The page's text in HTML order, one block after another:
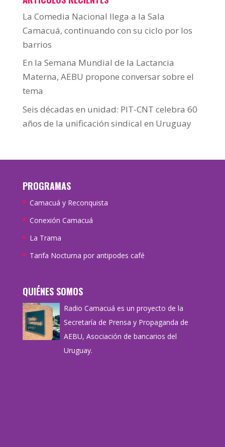
La Comedia Nacional llega a la Sala
Camacuá, continuando con su ciclo por los
barrios
En la Semana Mundial de la Lactancia
Materna, AEBU propone conversar sobre el
tema
Seis décadas en unidad: PIT-CNT celebra 60
años de la unificación sindical en Uruguay
PROGRAMAS
Camacuá y Reconquista
Conexión Camacuá
La Trama
Tarifa Nocturna por antipodes café
QUIÉNES SOMOS
Radio Camacuá es un proyecto de la
Secretaría de Prensa y Propaganda de
AEBU, Asociación de bancarios del
Uruguay.